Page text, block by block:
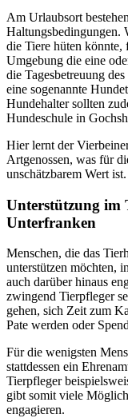
Am Urlaubsort
Haltungsbedingungen.
die Tiere hüten
Umgebung die eine
die Tagesbetreuung
eine sogenannte
Hundehalter sollten
Hundeschule in
Hier lernt der
Artgenossen, was für
unschätzbarem Wert ist.
Unterstützung im
Unterfranken
Menschen, die das
unterstützen möchten,
auch darüber hinaus
zwingend Tierpfleger
gehen, sich Zeit zum
Pate werden oder
Für die wenigsten
stattdessen ein
Tierpfleger
gibt somit viele
engagieren.